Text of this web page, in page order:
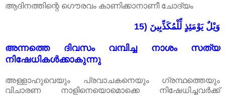
ആദിനത്തിന്റെ ഗൌരവം കാണിക്കാനാണീ ചോദ്യം
15) وَيْلٌ يَوْمَئِذٍ لِّلْمُكَذِّبِينَ
അന്നത്തെ ദിവസം വമ്പിച്ച നാശം സത്യ
നിഷേധികൾക്കാകുന്നു
അള്ളാഹുവെയും പ്രവാചകനെയും ഗ്രന്ഥത്തെയും
വിചാരണ നാളിനെയൊമൊക്കെ നിഷേധിച്ചവർക്ക്